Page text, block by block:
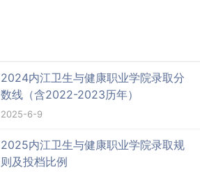
2024内江卫生与健康职业学院录取分
数线（含2022-2023历年）
2025-6-9
2025内江卫生与健康职业学院录取规
则及投档比例